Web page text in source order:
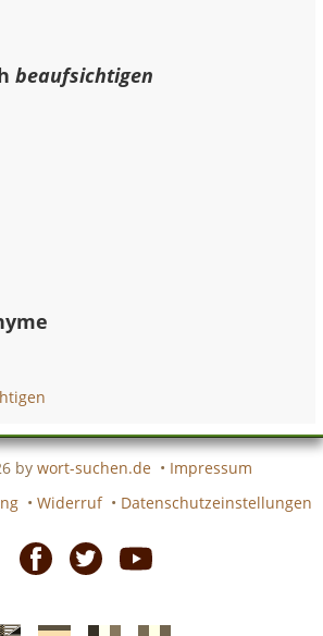
beaufsichtigen
by wort-suchen.de • Impressum
• Widerruf • Datenschutzeinstellungen